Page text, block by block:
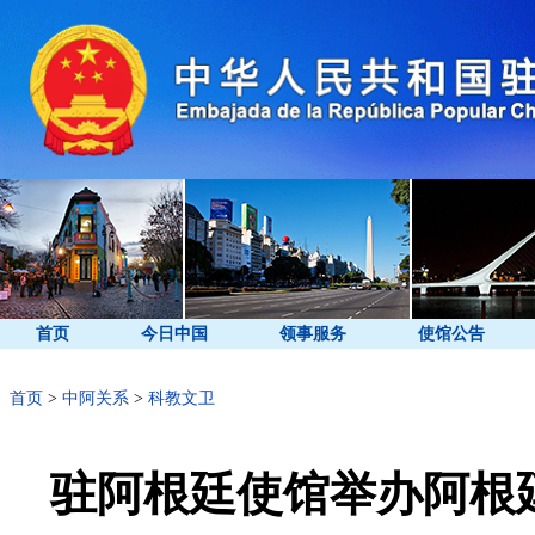
首页 今日中国 领事服务 使馆公告
首页 > 中阿关系 > 科教文卫
驻阿根廷使馆举办阿